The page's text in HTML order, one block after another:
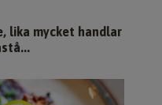
lika mycket handlar